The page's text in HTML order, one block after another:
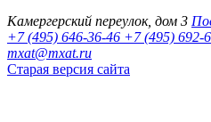
Камергерский переулок, дом 3
+7 (495) 646-36-46 +7 (495) 692-
mxat@mxat.ru
Старая версия сайта